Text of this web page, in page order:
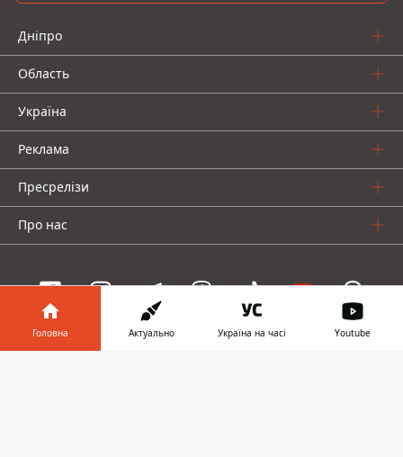
Дніпро
Область
Україна
Реклама
Пресрелізи
Про нас
Головна Актуально Україна на часі Youtube